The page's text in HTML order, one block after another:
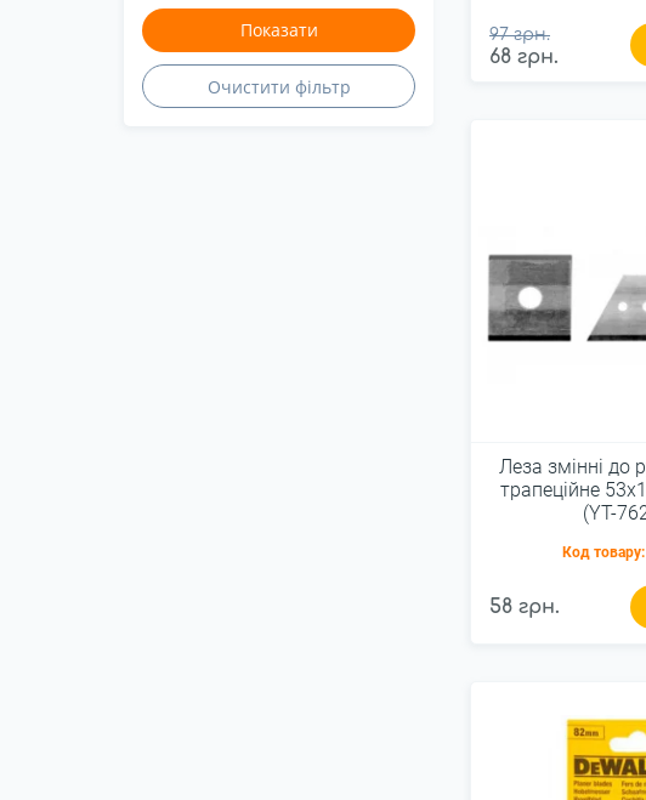
97 грн.
68 грн.
Леза змінні до
трапеційне
(YT-
Код товару:
58 грн.